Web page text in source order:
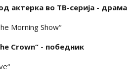
актерка во ТВ-серија - драма
Morning Show“
Crown“ - победник